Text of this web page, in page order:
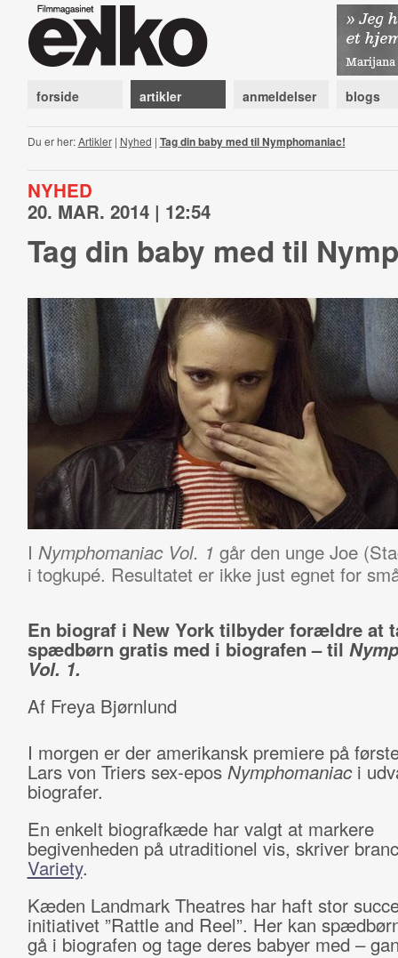
forside artikler anmeldelser blogs
Du er her:Artikler| Nyhed | Tag din baby med til Nymphomaniac!
NYHED
20. MAR. 2014 | 12:54
Tag din baby med til
I Nymphomaniac Vol. 1 går den unge Joe
i togkupé. Resultatet er ikke just egnet for
En biograf i New York tilbyder forældre at
spædbørn gratis med i biografen – til
Vol. 1.
Af Freya Bjørnlund
I morgen er der amerikansk premiere på
Lars von Triers sex-epos Nymphomaniaci
biografer.
En enkelt biografkæde har valgt at markere
begivenheden på utraditionel vis, skriver
Variety.
Kæden Landmark Theatres har haft stor
initiativet ”Rattle and Reel”. Her kan
gå i biografen og tage deres babyer med –